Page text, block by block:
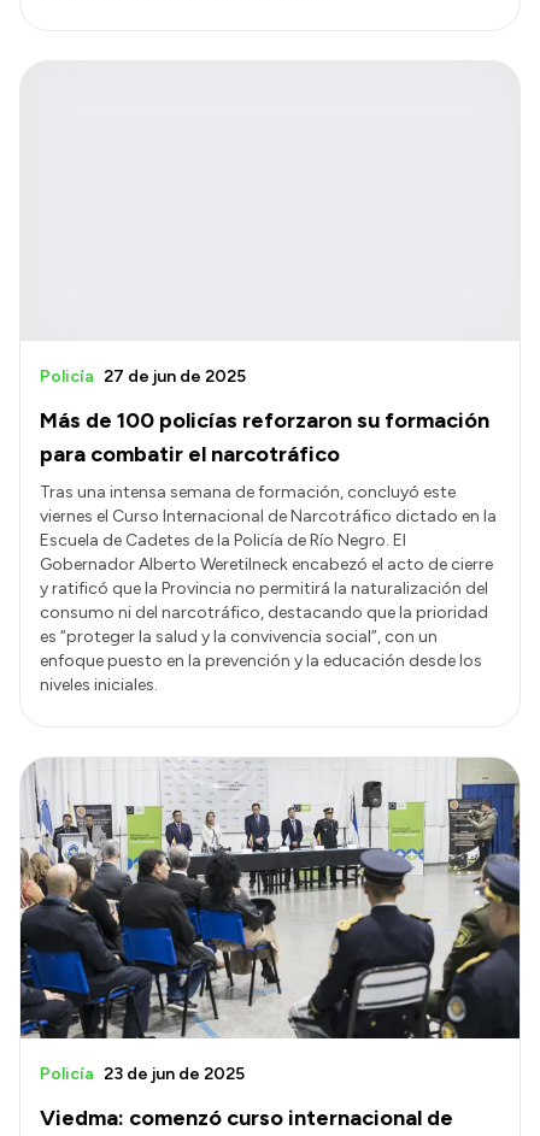
Más de 100 policías reforzaron su formación
para combatir el narcotráfico
Policía 27 de jun de 2025
Tras una intensa semana de formación, concluyó este
viernes el Curso Internacional de Narcotráfico dictado en la
Escuela de Cadetes de la Policía de Río Negro. El
Gobernador Alberto Weretilneck encabezó el acto de cierre
y ratificó que la Provincia no permitirá la naturalización del
consumo ni del narcotráfico, destacando que la prioridad
es “proteger la salud y la convivencia social”, con un
enfoque puesto en la prevención y la educación desde los
niveles iniciales.
Viedma: comenzó curso internacional de
Policía 23 de jun de 2025